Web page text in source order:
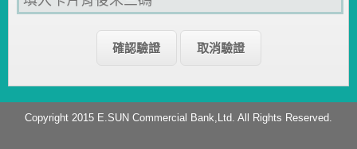
Copyright 2015 E.SUN Commercial Bank,Ltd. All Rights Reserved.